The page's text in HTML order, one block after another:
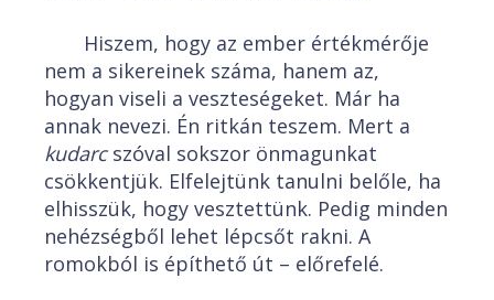
Hiszem, hogy az ember értékmérője
nem a sikereinek száma, hanem az,
hogyan viseli a veszteségeket. Már ha
annak nevezi. Én ritkán teszem. Mert a
kudarcszóval sokszor önmagunkat
csökkentjük. Elfelejtünk tanulni belőle, ha
elhisszük, hogy vesztettünk. Pedig minden
nehézségből lehet lépcsőt rakni. A
romokból is építhető út – előrefelé.